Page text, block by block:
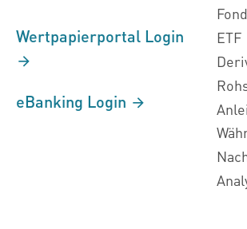
Wertpapierportal Login
eBanking Login
ETF